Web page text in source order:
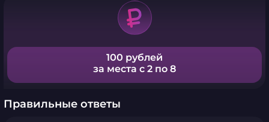
100 рублей
за места с 2 по 8
Правильные ответы